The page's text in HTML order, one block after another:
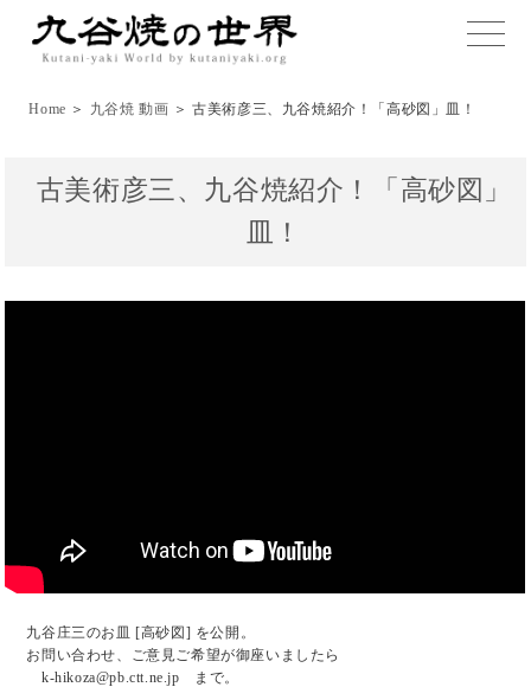
toggle
Home ＞ 九谷焼 動画 ＞ 古美術彦三、九谷焼紹介！「高砂図」皿！
古美術彦三、九谷焼紹介！「高砂図」
皿！
九谷庄三のお皿 [高砂図] を公開。
お問い合わせ、ご意見ご希望が御座いましたら
k-hikoza@pb.ctt.ne.jp まで。